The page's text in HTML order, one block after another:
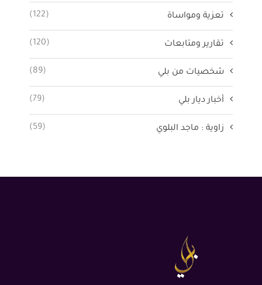
تعزية ومواساة (122)
تقارير ومتابعات (120)
شخصيات من بلي (89)
أخبار ديار بلي (79)
زاوية : ماجد البلوي (59)